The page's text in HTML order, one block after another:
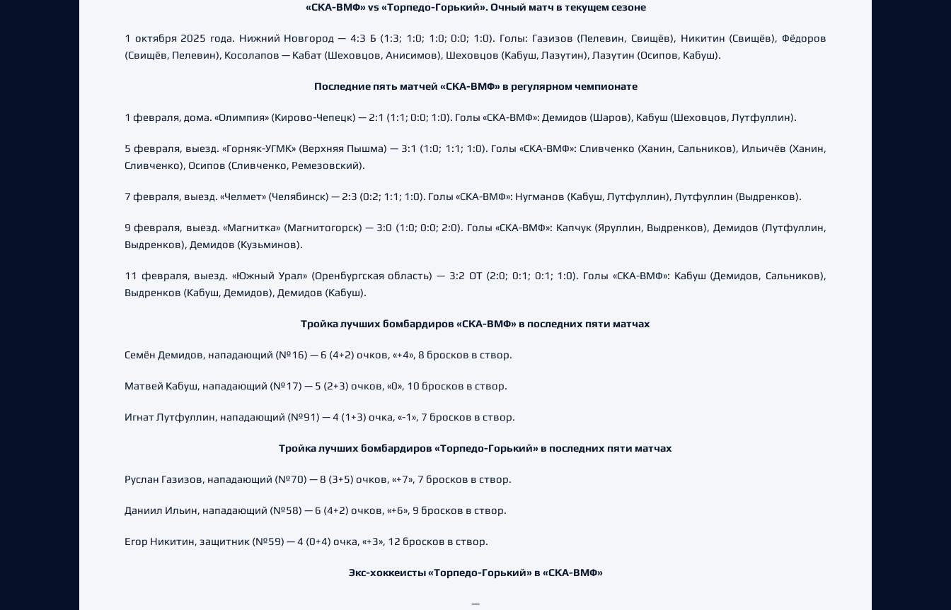
«СКА-ВМФ» vs «Торпедо-Горький». Очный матч в текущем сезоне
1 октября 2025 года. Нижний Новгород — 4:3 Б (1:3; 1:0; 1:0; 0:0; 1:0). Голы: Газизов (Пелевин, Свищёв), Никитин (Свищёв), Фёдоров
(Свищёв, Пелевин), Косолапов — Кабат (Шеховцов, Анисимов), Шеховцов (Кабуш, Лазутин), Лазутин (Осипов, Кабуш).
Последние пять матчей «СКА-ВМФ» в регулярном чемпионате
1 февраля, дома. «Олимпия» (Кирово-Чепецк) — 2:1 (1:1; 0:0; 1:0). Голы «СКА-ВМФ»: Демидов (Шаров), Кабуш (Шеховцов, Лутфуллин).
5 февраля, выезд. «Горняк-УГМК» (Верхняя Пышма) — 3:1 (1:0; 1:1; 1:0). Голы «СКА-ВМФ»: Сливченко (Ханин, Сальников), Ильичёв (Ханин,
Сливченко), Осипов (Сливченко, Ремезовский).
7 февраля, выезд. «Челмет» (Челябинск) — 2:3 (0:2; 1:1; 1:0). Голы «СКА-ВМФ»: Нугманов (Кабуш, Лутфуллин), Лутфуллин (Выдренков).
9 февраля, выезд. «Магнитка» (Магнитогорск) — 3:0 (1:0; 0:0; 2:0). Голы «СКА-ВМФ»: Капчук (Яруллин, Выдренков), Демидов (Лутфуллин,
Выдренков), Демидов (Кузьминов).
11 февраля, выезд. «Южный Урал» (Оренбургская область) — 3:2 ОТ (2:0; 0:1; 0:1; 1:0). Голы «СКА-ВМФ»: Кабуш (Демидов, Сальников),
Выдренков (Кабуш, Демидов), Демидов (Кабуш).
Тройка лучших бомбардиров «СКА-ВМФ» в последних пяти матчах
Семён Демидов, нападающий (№16) — 6 (4+2) очков, «+4», 8 бросков в створ.
Матвей Кабуш, нападающий (№17) — 5 (2+3) очков, «0», 10 бросков в створ.
Игнат Лутфуллин, нападающий (№91) — 4 (1+3) очка, «-1», 7 бросков в створ.
Тройка лучших бомбардиров «Торпедо-Горький» в последних пяти матчах
Руслан Газизов, нападающий (№70) — 8 (3+5) очков, «+7», 7 бросков в створ.
Даниил Ильин, нападающий (№58) — 6 (4+2) очков, «+6», 9 бросков в створ.
Егор Никитин, защитник (№59) — 4 (0+4) очка, «+3», 12 бросков в створ.
Экс-хоккеисты «Торпедо-Горький» в «СКА-ВМФ»
—